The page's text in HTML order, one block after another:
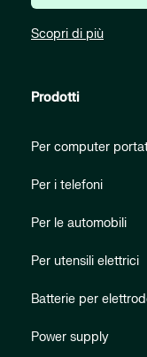
Scopri di più
Prodotti
Per computer
Per i telefoni
Per le automobili
Per utensili elettrici
Batterie per
Power supply